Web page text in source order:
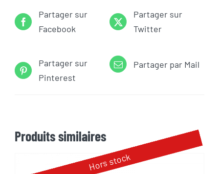
Partager sur
Facebook
Partager sur
Twitter
Partager sur
Pinterest
Partager par Mail
Produits similaires
Hors stock